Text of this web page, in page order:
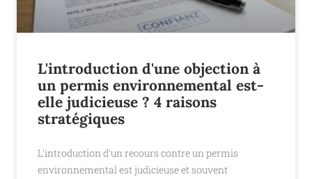
L'introduction d'une objection à
un permis environnemental est-
elle judicieuse ? 4 raisons
stratégiques
L'introduction d'un recours contre un permis
environnemental est judicieuse et souvent